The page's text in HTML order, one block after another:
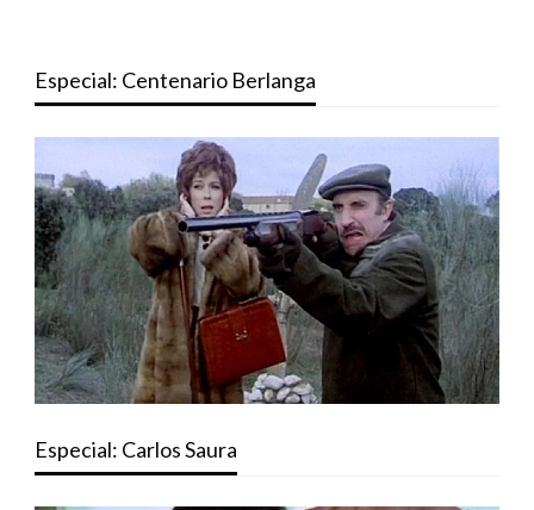
Especial: Centenario Berlanga
Especial: Carlos Saura